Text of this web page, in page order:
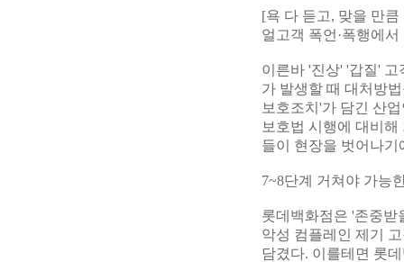
[욕 다 듣고, 맞을 만
얼고객 폭언·폭행에
이른바 '진상' '갑질'
가 발생할 때 대처방
보호조치'가 담긴 산
보호법 시행에 대비
들이 현장을 벗어나
7~8단계 거쳐야 가능
롯데백화점은 '존중받
악성 컴플레인 제기
담겼다. 이를테면 롯